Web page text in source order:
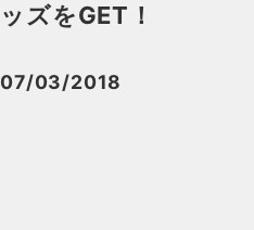
ッズをGET！
投稿日
07/03/2018